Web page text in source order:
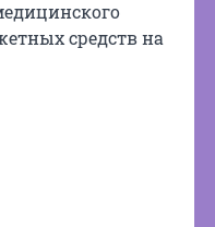
средств на